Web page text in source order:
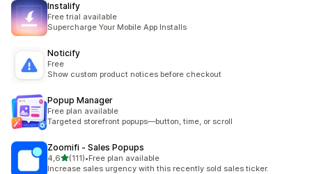
Instalify
Free trial available
Supercharge Your Mobile App Installs
Noticify
Free
Show custom product notices before checkout
Popup Manager
Free plan available
Targeted storefront popups—button, time, or scroll
Zoomifi ‑ Sales Popups
4,6na 5 gwiazdek
(111)
Łączna liczba recenzji: 111
•Free plan available
Increase sales urgency with this recently sold sales ticker.